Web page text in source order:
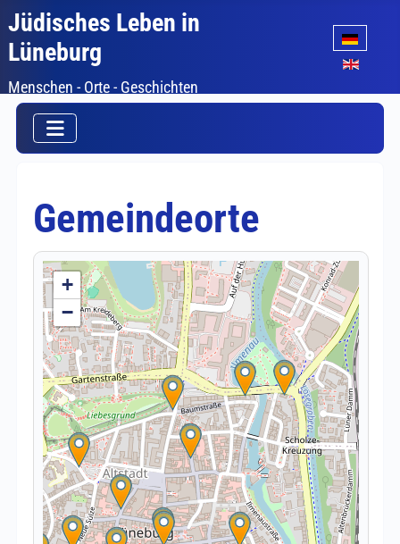
Jüdisches Leben in
Lüneburg
Menschen - Orte - Geschichten
Sprache